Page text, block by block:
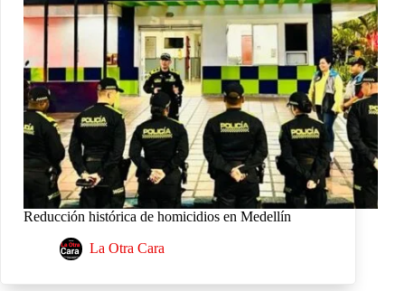
Reducción histórica de homicidios en Medellín
La Otra Cara